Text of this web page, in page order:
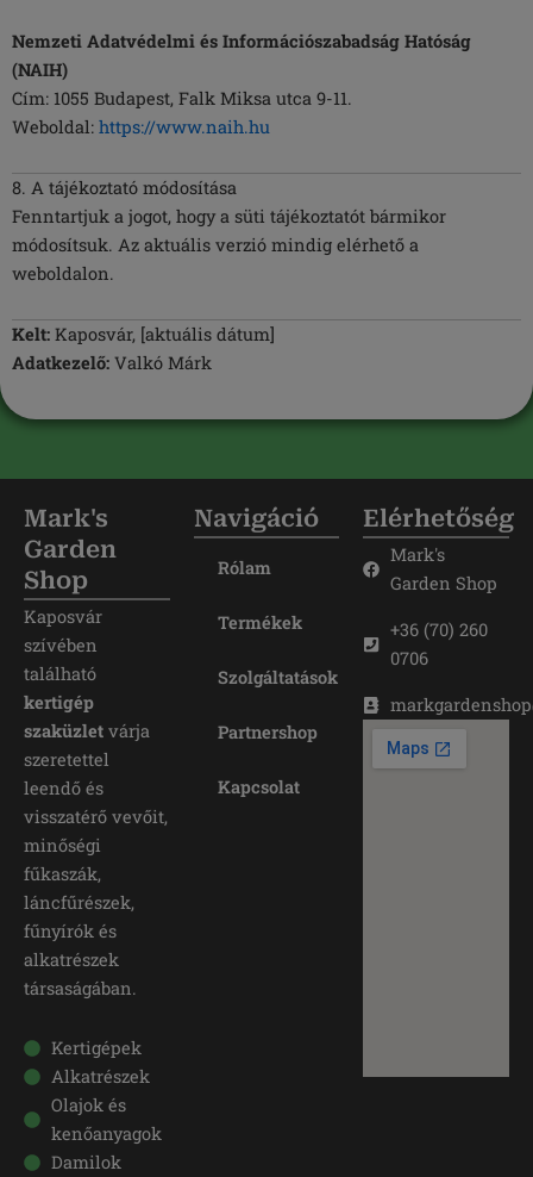
Nemzeti Adatvédelmi és Információszabadság Hatóság
(NAIH)
Cím: 1055 Budapest, Falk Miksa utca 9-11.
Weboldal: https://www.naih.hu
8. A tájékoztató módosítása
Fenntartjuk a jogot, hogy a süti tájékoztatót bármikor
módosítsuk. Az aktuális verzió mindig elérhető a
weboldalon.
Kelt: Kaposvár, [aktuális dátum]
Adatkezelő: Valkó Márk
Mark's
Garden
Shop
Kaposvár
szívében
található
kertigép
szaküzlet várja
szeretettel
leendő és
visszatérő vevőit,
minőségi
fűkaszák,
láncfűrészek,
fűnyírók és
alkatrészek
társaságában.
Kertigépek
Alkatrészek
Olajok és
kenőanyagok
Damilok
Navigáció
Rólam
Termékek
Szolgáltatások
Partnershop
Kapcsolat
Elérhetőség
Mark's
Garden Shop
+36 (70) 260
0706